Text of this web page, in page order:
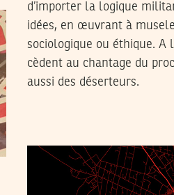
d’importer la logique
idées, en œuvrant à
sociologique ou éthique. A
cèdent au chantage du
aussi des déserteurs.